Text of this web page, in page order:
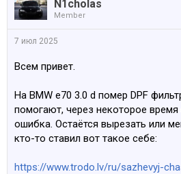
N1cholas
Member
7 июл 2025
Всем привет.
На BMW e70 3.0 d помер DPF
помогают, через некоторое время
ошибка. Остаётся вырезать или
кто-то ставил вот такое себе:
https://www.trodo.lv/ru/sazhevyj-